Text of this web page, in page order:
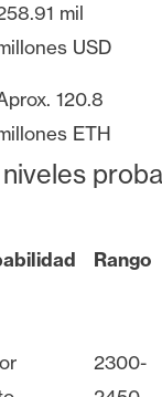
mil
USD
120.8
ETH
Rango
2300-